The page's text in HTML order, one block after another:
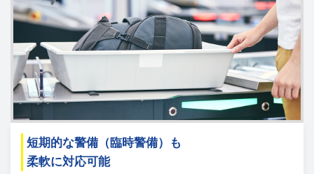
短期的な警備（臨時警備）も
柔軟に対応可能